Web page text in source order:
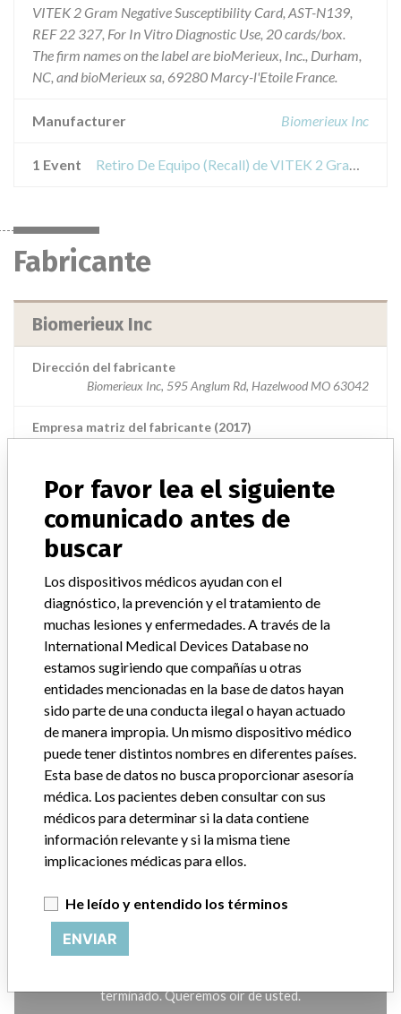
VITEK 2 Gram Negative Susceptibility Card, AST-N139,
REF 22 327, For In Vitro Diagnostic Use, 20 cards/box.
The firm names on the label are bioMerieux, Inc., Durham,
NC, and bioMerieux sa, 69280 Marcy-l'Etoile France.
Manufacturer Biomerieux Inc
1 Event Retiro De Equipo (Recall) de VITEK 2 Gram Negative Susceptibility Card, ASTN139
Fabricante
Biomerieux Inc
Dirección del fabricante
Biomerieux Inc, 595 Anglum Rd, Hazelwood MO 63042
Empresa matriz del fabricante (2017)
Source USFDA
ACERCA DE LA BASE DE DATOS
Explore más de 120,000 registros de retiros, alertas y
notificaciones de seguridad de dispositivos médicos y sus
conexiones con los fabricantes.
Preguntas frecuentes
Acerca de la base de datos
Contáctenos
Créditos
HISTORIAS EN SU CORREO
¿Trabaja en la industria médica? ¿O tiene experiencia con
terminado. Queremos oír de usted.
Por favor lea el siguiente
comunicado antes de
buscar
Los dispositivos médicos ayudan con el
diagnóstico, la prevención y el tratamiento de
muchas lesiones y enfermedades. A través de la
International Medical Devices Database no
estamos sugiriendo que compañías u otras
entidades mencionadas en la base de datos hayan
sido parte de una conducta ilegal o hayan actuado
de manera impropia. Un mismo dispositivo médico
puede tener distintos nombres en diferentes países.
Esta base de datos no busca proporcionar asesoría
médica. Los pacientes deben consultar con sus
médicos para determinar si la data contiene
información relevante y si la misma tiene
implicaciones médicas para ellos.
He leído y entendido los términos
ENVIAR